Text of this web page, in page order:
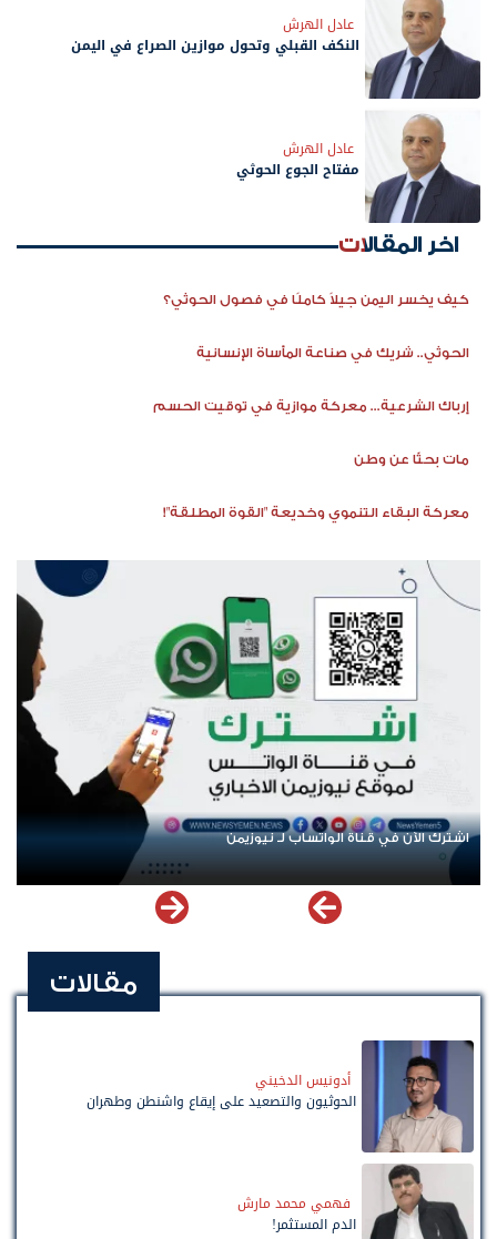
عادل الهرش
النكف القبلي وتحول موازين الصراع في اليمن
عادل الهرش
مفتاح الجوع الحوثي
اخر المقالات
كيف يخسر اليمن جيلاً كاملًا في فصول الحوثي؟
الحوثي.. شريك في صناعة المأساة الإنسانية
إرباك الشرعية... معركة موازية في توقيت الحسم
مات بحثًا عن وطن
معركة البقاء التنموي وخديعة "القوة المطلقة"!
اشترك الآن في قناة الواتساب لـ نيوزيمن
مقالات
أدونيس الدخيني
الحوثيون والتصعيد على إيقاع واشنطن وطهران
فهمي محمد مارش
الدم المستثمر!